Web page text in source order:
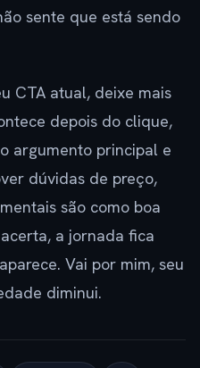
sente que está sendo
CTA atual, deixe mais
depois do clique,
argumento principal e
dúvidas de preço,
são como boa
a jornada fica
Vai por mim, seu
diminui.